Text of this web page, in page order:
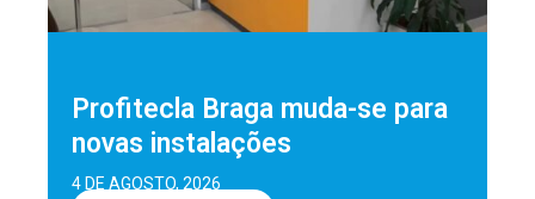
Profitecla Braga muda-se para
novas instalações
4 DE AGOSTO, 2026